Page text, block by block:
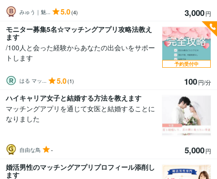
みゅう｜魅... 5.0(4) 3,000円
モニター募集5名☆マッチングアプリ攻略法教え
ます
/100人と会った経験からあなたの出会いをサポー
トします
はる マッ... 5.0(1) 100円/分
予約受付中
ハイキャリア女子と結婚する方法を教えます
マッチングアプリを通じて女医と結婚することに
なりました
自由な鳥 - 5,000円
婚活男性のマッチングアプリプロフィール添削し
ます